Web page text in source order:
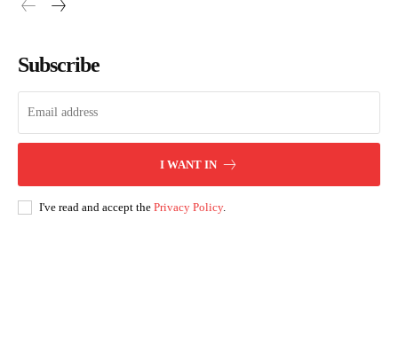
Subscribe
I WANT IN
I've read and accept the Privacy Policy.